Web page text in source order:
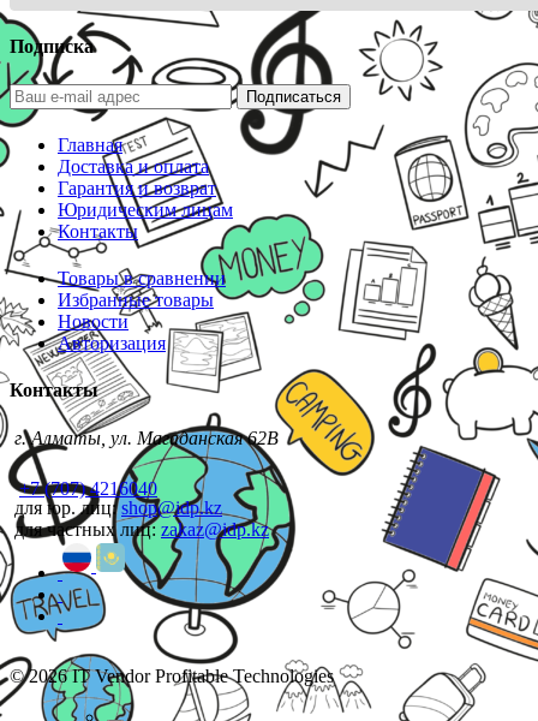
Подписка
Подписаться
Главная
Доставка и оплата
Гарантия и возврат
Юридическим лицам
Контакты
Товары в сравнении
Избранные товары
Новости
Авторизация
Контакты
г. Алматы, ул. Магаданская 62В
+7 (707) 4216040
для юр. лиц:shop@idp.kz
для частных лиц: zakaz@idp.kz
© 2026 IT Vendor Profitable Technologies